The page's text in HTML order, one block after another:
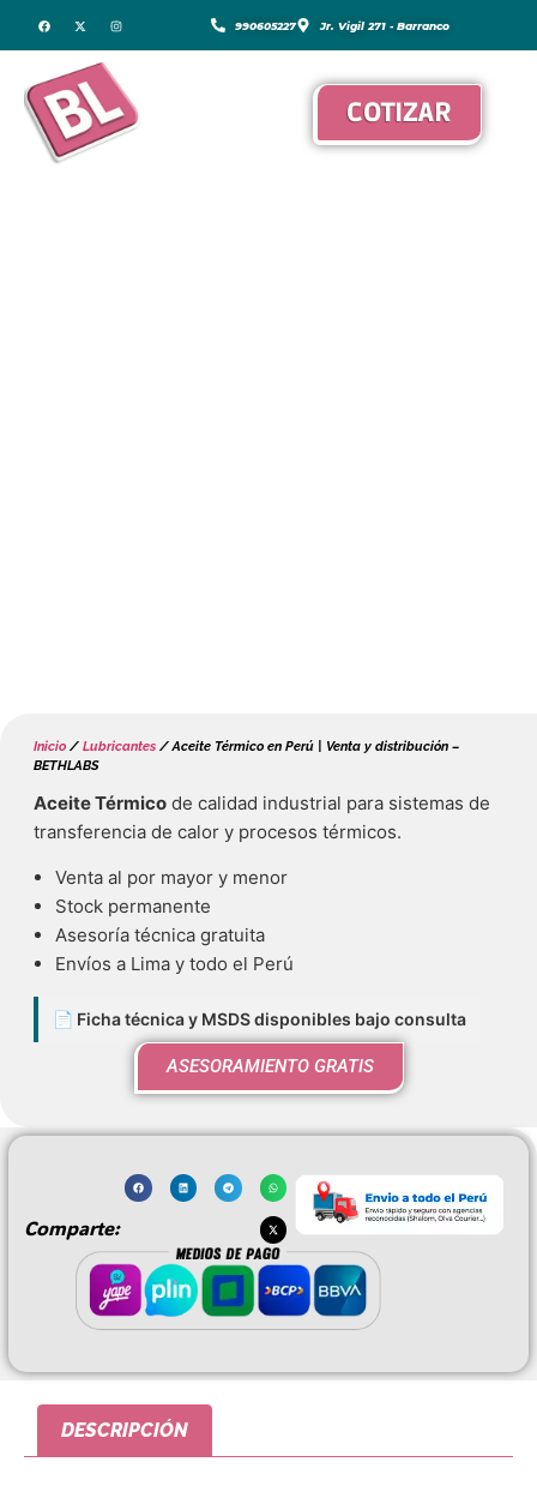
990605227 Jr. Vigil 271 - Barranco
COTIZAR
Inicio / Lubricantes / Aceite Térmico en Perú | Venta y distribución –
BETHLABS
Aceite Térmico de calidad industrial para sistemas de
transferencia de calor y procesos térmicos.
Venta al por mayor y menor
Stock permanente
Asesoría técnica gratuita
Envíos a Lima y todo el Perú
📄 Ficha técnica y MSDS disponibles bajo consulta
ASESORAMIENTO GRATIS
Comparte:
DESCRIPCIÓN